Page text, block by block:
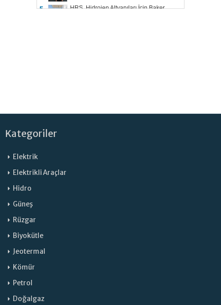
5.
HRS, Hidrojen Altyapıları İçin Baker
Kategoriler
Elektrik
Elektrikli Araçlar
Hidro
Güneş
Rüzgar
Biyokütle
Jeotermal
Kömür
Petrol
Doğalgaz